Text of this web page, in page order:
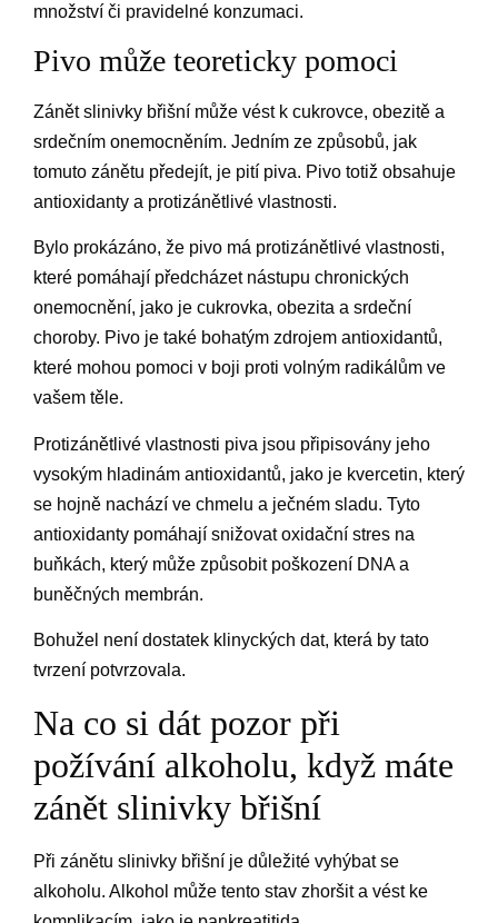
množství či pravidelné konzumaci.
Pivo může teoreticky pomoci
Zánět slinivky břišní může vést k cukrovce, obezitě a
srdečním onemocněním. Jedním ze způsobů, jak
tomuto zánětu předejít, je pití piva. Pivo totiž obsahuje
antioxidanty a protizánětlivé vlastnosti.
Bylo prokázáno, že pivo má protizánětlivé vlastnosti,
které pomáhají předcházet nástupu chronických
onemocnění, jako je cukrovka, obezita a srdeční
choroby. Pivo je také bohatým zdrojem antioxidantů,
které mohou pomoci v boji proti volným radikálům ve
vašem těle.
Protizánětlivé vlastnosti piva jsou připisovány jeho
vysokým hladinám antioxidantů, jako je kvercetin, který
se hojně nachází ve chmelu a ječném sladu. Tyto
antioxidanty pomáhají snižovat oxidační stres na
buňkách, který může způsobit poškození DNA a
buněčných membrán.
Bohužel není dostatek klinyckých dat, která by tato
tvrzení potvrzovala.
Na co si dát pozor při
požívání alkoholu, když máte
zánět slinivky břišní
Při zánětu slinivky břišní je důležité vyhýbat se
alkoholu. Alkohol může tento stav zhoršit a vést ke